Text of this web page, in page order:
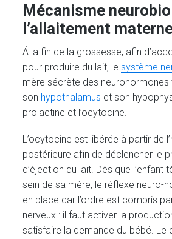
Mécanisme
l’allaitement
Á la fin de la grossesse, afin
pour produire du lait, lesystème
mère sécrète des neurohormones
son hypothalamus et son
prolactine et l’ocytocine.
L’ocytocine est libérée à partir de
postérieure afin de déclencher le
d’éjection du lait. Dès que l’enfant
sein de sa mère, le réflexe neuro-
en place car l’ordre est compris
nerveux : il faut activer la
satisfaire la demande du bébé. Le